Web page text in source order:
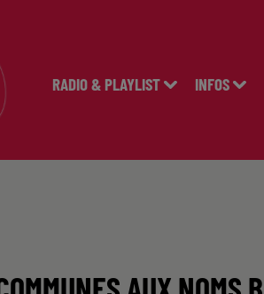
RADIO & PLAYLIST INFOS